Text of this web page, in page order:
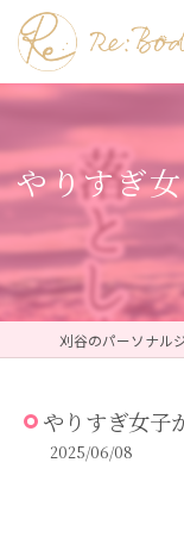
やりすぎ
やりすぎ女子
2025/06/08